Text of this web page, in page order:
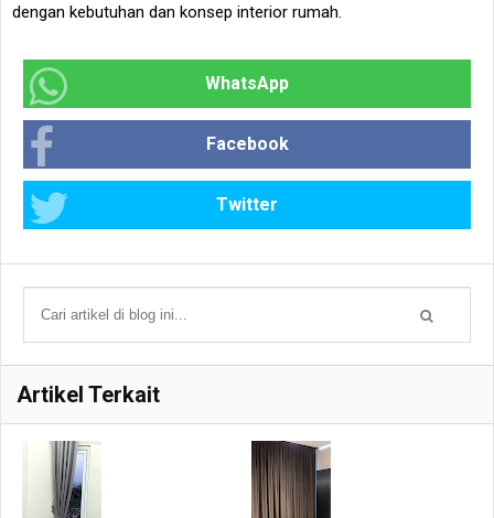
dengan kebutuhan dan konsep interior rumah.
WhatsApp
Facebook
Twitter
Artikel Terkait